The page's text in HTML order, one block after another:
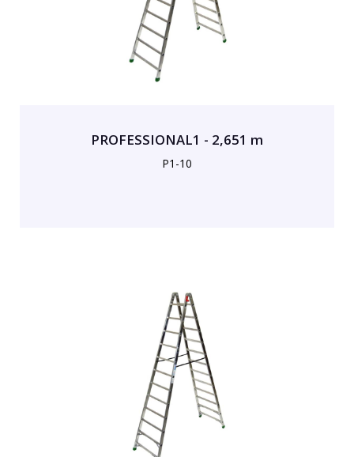
PROFESSIONAL1 - 2,651 m
P1-10